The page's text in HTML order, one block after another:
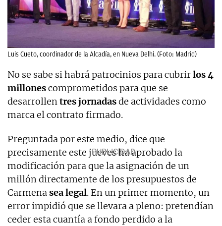
Luis Cueto, coordinador de la Alcadía, en Nueva Delhi. (Foto: Madrid)
No se sabe si habrá patrocinios para cubrirlos 4
millonescomprometidos para que se
desarrollen tres jornadasde actividades como
marca el contrato firmado.
Preguntada por este medio, dice que
precisamente este jueves ha aprobado la
modificación para que la asignación de un
millón directamente de los presupuestos de
Carmena sea legal. En un primer momento, un
error impidió que se llevara a pleno: pretendían
ceder esta cuantía a fondo perdido a la